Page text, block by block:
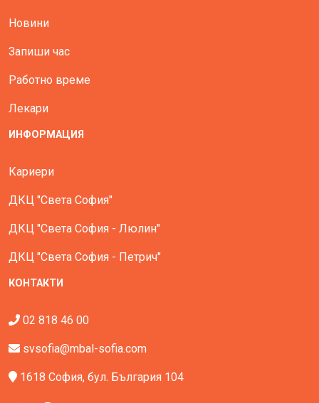
Новини
Запиши час
Работно време
Лекари
ИНФОРМАЦИЯ
Кариери
ДКЦ "Света София"
ДКЦ "Света София - Люлин"
ДКЦ "Света София - Петрич"
КОНТАКТИ
02 818 46 00
svsofia@mbal-sofia.com
1618 София, бул. България 104